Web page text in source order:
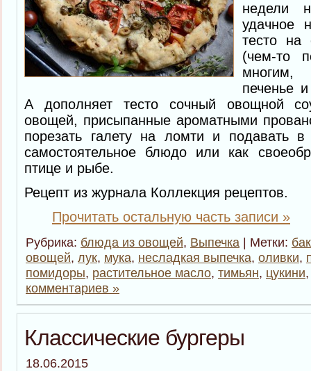
недели
удачное
тесто на
(чем-то
многим,
печенье
А дополняет тесто сочный овощной
овощей, присыпанные ароматными
порезать галету на ломти и подавать в
самостоятельное блюдо или как
птице и рыбе.
Рецепт из журнала Коллекция рецептов.
Прочитать остальную часть записи »
Рубрика: блюда из овощей, Выпечка | Метки:
овощей, лук, мука, несладкая выпечка, оливки,
помидоры, растительное масло, тимьян, цукини
комментариев »
Классические бургеры
18.06.2015